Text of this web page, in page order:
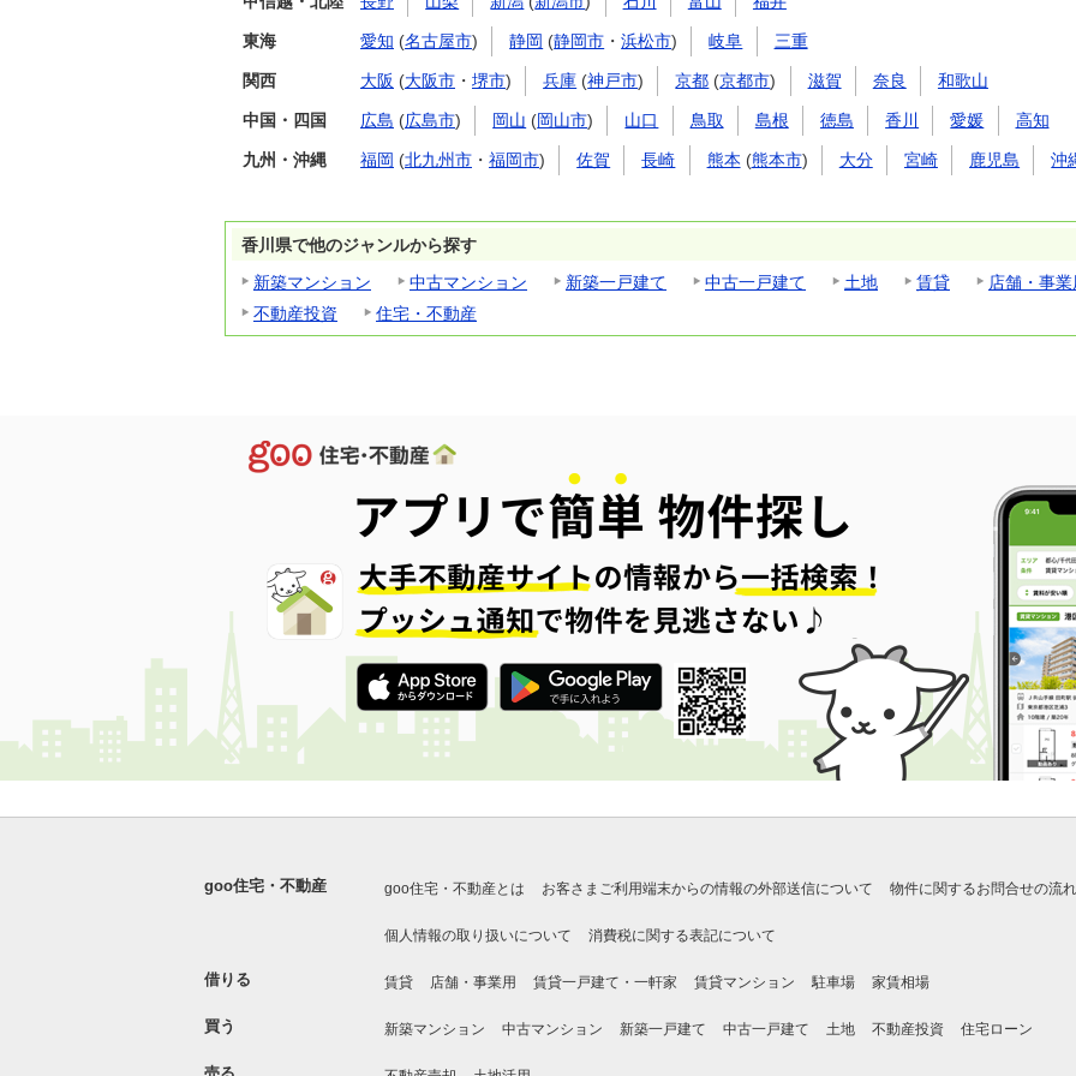
東海 愛知 (名古屋市) 静岡 (静岡市 ・浜松市) 岐阜 三重
関西 大阪 (大阪市 ・ 堺市) 兵庫 (神戸市) 京都 (京都市) 滋賀 奈良 和歌山
中国・四国 広島 (広島市) 岡山 (岡山市) 山口 鳥取 島根 徳島 香川 愛媛 高知
九州・沖縄 福岡 (北九州市 ・ 福岡市) 佐賀 長崎 熊本 (熊本市) 大分 宮崎 鹿児島 沖
香川県で他のジャンルから探す
新築マンション
中古マンション 新築一戸建て 中古一戸建て 土地 賃貸
店舗・事業
不動産投資
住宅・不動産
goo住宅・不動産 goo住宅・不動産とは お客さまご利用端末からの情報の外部送信について 物件に関するお問合せの流れ
個人情報の取り扱いについて 消費税に関する表記について
借りる 賃貸 店舗・事業用 賃貸一戸建て・一軒家 賃貸マンション 駐車場 家賃相場
買う 新築マンション 中古マンション 新築一戸建て 中古一戸建て 土地 不動産投資 住宅ローン